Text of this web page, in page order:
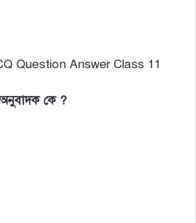
Question Answer Class 11
অনুবাদক কে ?